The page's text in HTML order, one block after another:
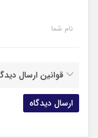
نام شما
قوانین ارسال